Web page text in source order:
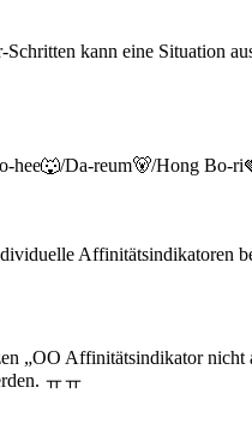
kann eine Situation
hee🐺/Da-reum🐻/Hong Bo-
Affinitätsindikatoren
„OO Affinitätsindikator
ㅠㅠ